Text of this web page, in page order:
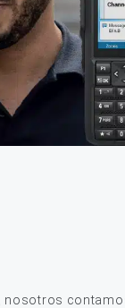
, nosotros